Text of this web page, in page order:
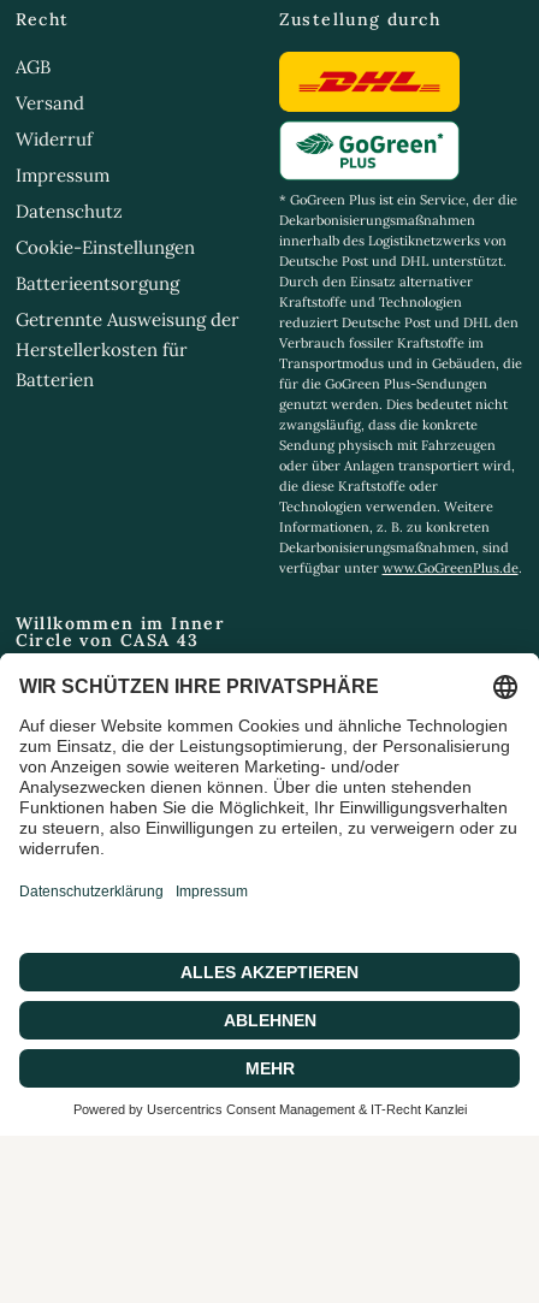
Recht
AGB
Versand
Widerruf
Impressum
Datenschutz
Cookie-Einstellungen
Batterieentsorgung
Getrennte Ausweisung der
Herstellerkosten für
Batterien
Zustellung durch
* GoGreen Plus ist ein Service, der die
Dekarbonisierungsmaßnahmen
innerhalb des Logistiknetzwerks von
Deutsche Post und DHL unterstützt.
Durch den Einsatz alternativer
Kraftstoffe und Technologien
reduziert Deutsche Post und DHL den
Verbrauch fossiler Kraftstoffe im
Transportmodus und in Gebäuden, die
für die GoGreen Plus-Sendungen
genutzt werden. Dies bedeutet nicht
zwangsläufig, dass die konkrete
Sendung physisch mit Fahrzeugen
oder über Anlagen transportiert wird,
die diese Kraftstoffe oder
Technologien verwenden. Weitere
Informationen, z. B. zu konkreten
Dekarbonisierungsmaßnahmen, sind
verfügbar unter www.GoGreenPlus.de.
Willkommen im Inner
Circle von CASA 43
Email
Ich bin damit einverstanden,
Marketing-E-Mails und
Sonderangebote zu erhalten
© 2026 CASA 43 Concept, Powered by shopify